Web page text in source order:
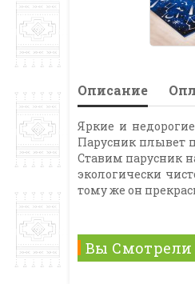
Описание
Яркие и
Парусник плывет
Ставим парусник
экологически
тому же он
Вы Смотрели